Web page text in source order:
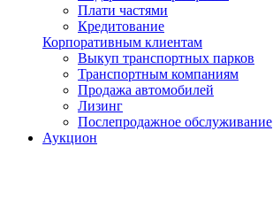
Плати частями
Кредитование
Корпоративным клиентам
Выкуп транспортных парков
Транспортным компаниям
Продажа автомобилей
Лизинг
Послепродажное обслуживание
Аукцион